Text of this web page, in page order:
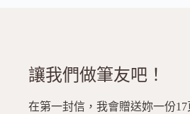
讓我們做筆友吧！
在第一封信，我會贈送妳一份17